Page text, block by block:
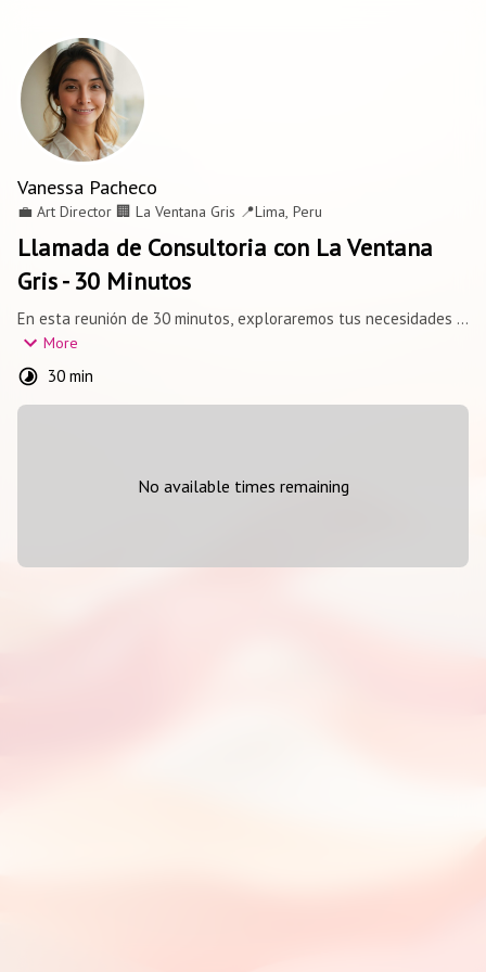
Vanessa Pacheco
💼 Art Director 🏢 La Ventana Gris 📍Lima, Peru
Llamada de Consultoria con La Ventana
Gris - 30 Minutos
En esta reunión de 30 minutos, exploraremos tus necesidades y
objetivos para determinar cómo La Ventana Gris puede ayudarte
a alcanzar el éxito en tus proyectos de diseño, branding y
marketing. Es una oportunidad para conocernos mejor, resolver
tus dudas y ofrecerte una visión clara de cómo podemos
More
30 min
No available times remaining